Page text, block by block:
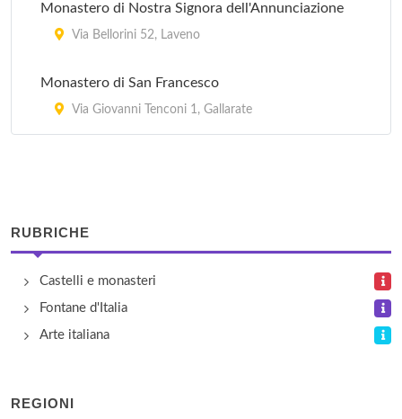
Monastero di Nostra Signora dell'Annunciazione
Via Bellorini 52, Laveno
Monastero di San Francesco
Via Giovanni Tenconi 1, Gallarate
RUBRICHE
Castelli e monasteri
Fontane d'Italia
Arte italiana
REGIONI